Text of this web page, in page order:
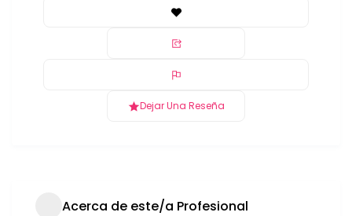
Dejar Una Reseña
Acerca de este/a Profesional